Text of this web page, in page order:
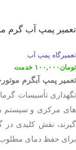
تعمیر پمپ آب گرم
تعمیرگاه پمپ آب
تومان ۱۰۰,۰۰۰ خدمت
تعمیر پمپ آبگرم
نگهداری تأسیسات
های مرکزی و سیستم
گیرند، نقش کلیدی
برای حفظ دمای